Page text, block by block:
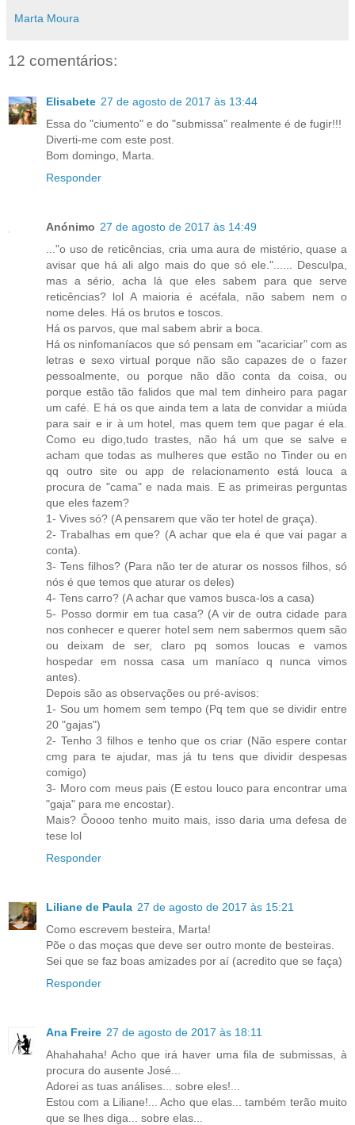
Marta Moura
12 comentários:
Elisabete 27 de agosto de 2017 às 13:44
Essa do "ciumento" e do "submissa" realmente é de fugir!!!
Diverti-me com este post.
Bom domingo, Marta.
Responder
Anónimo 27 de agosto de 2017 às 14:49
..."o uso de reticências, cria uma aura de mistério, quase a
avisar que há ali algo mais do que só ele."...... Desculpa,
mas a sério, acha lá que eles sabem para que serve
reticências? lol A maioria é acéfala, não sabem nem o
nome deles. Há os brutos e toscos.
Há os parvos, que mal sabem abrir a boca.
Há os ninfomaníacos que só pensam em "acariciar" com as
letras e sexo virtual porque não são capazes de o fazer
pessoalmente, ou porque não dão conta da coisa, ou
porque estão tão falidos que mal tem dinheiro para pagar
um café. E há os que ainda tem a lata de convidar a miúda
para sair e ir à um hotel, mas quem tem que pagar é ela.
Como eu digo,tudo trastes, não há um que se salve e
acham que todas as mulheres que estão no Tinder ou en
qq outro site ou app de relacionamento está louca a
procura de "cama" e nada mais. E as primeiras perguntas
que eles fazem?
1- Vives só? (A pensarem que vão ter hotel de graça).
2- Trabalhas em que? (A achar que ela é que vai pagar a
conta).
3- Tens filhos? (Para não ter de aturar os nossos filhos, só
nós é que temos que aturar os deles)
4- Tens carro? (A achar que vamos busca-los a casa)
5- Posso dormir em tua casa? (A vir de outra cidade para
nos conhecer e querer hotel sem nem sabermos quem são
ou deixam de ser, claro pq somos loucas e vamos
hospedar em nossa casa um maníaco q nunca vimos
antes).
Depois são as observações ou pré-avisos:
1- Sou um homem sem tempo (Pq tem que se dividir entre
20 "gajas")
2- Tenho 3 filhos e tenho que os criar (Não espere contar
cmg para te ajudar, mas já tu tens que dividir despesas
comigo)
3- Moro com meus pais (E estou louco para encontrar uma
"gaja" para me encostar).
Mais? Ôoooo tenho muito mais, isso daria uma defesa de
tese lol
Responder
Liliane de Paula 27 de agosto de 2017 às 15:21
Como escrevem besteira, Marta!
Põe o das moças que deve ser outro monte de besteiras.
Sei que se faz boas amizades por aí (acredito que se faça)
Responder
Ana Freire 27 de agosto de 2017 às 18:11
Ahahahaha! Acho que irá haver uma fila de submissas, à
procura do ausente José...
Adorei as tuas análises... sobre eles!...
Estou com a Liliane!... Acho que elas... também terão muito
que se lhes diga... sobre elas...